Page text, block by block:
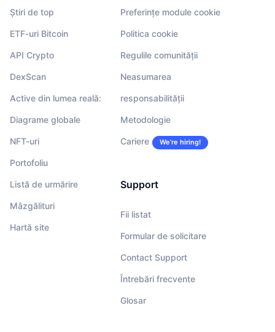
Știri de top
ETF-uri Bitcoin
API Crypto
DexScan
Active din lumea reală:
Diagrame globale
NFT-uri
Portofoliu
Listă de urmărire
Mâzgălituri
Hartă site
Preferințe module cookie
Politica cookie
Regulile comunității
Neasumarea
responsabilității
Metodologie
Cariere We’re hiring!
Support
Fii listat
Formular de solicitare
Contact Support
Întrebări frecvente
Glosar